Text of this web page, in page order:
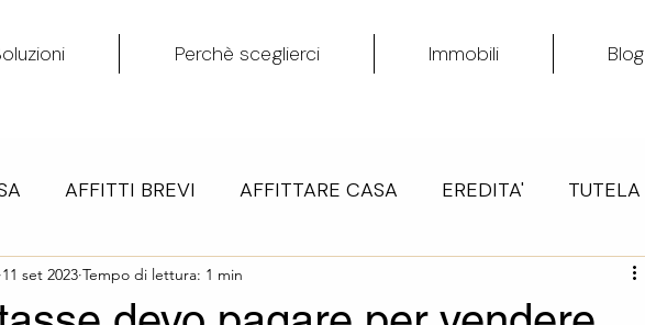
Perchè sceglierci Immobili Blog
AFFITTI BREVI AFFITTARE CASA EREDITA' TUTELA
QUOTE SOCIETA' CON IMMOBILI
11 set 2023 Tempo di lettura: 1 min